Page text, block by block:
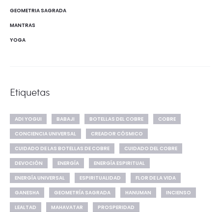
GEOMETRIA SAGRADA
MANTRAS
YOGA
Etiquetas
ADI YOGUI BABAJI BOTELLAS DEL COBRE
COBRE
CONCIENCIA UNIVERSAL
CREADOR CÓSMICO
CUIDADO DE LAS BOTELLAS DE COBRE
CUIDADO DEL COBRE
DEVOCIÓN
ENERGÍA
ENERGÍA ESPIRITUAL
ENERGÍA UNIVERSAL
ESPIRITUALIDAD
FLOR DE LA VIDA
GANESHA
GEOMETRÍA SAGRADA HANUMAN
INCIENSO
LEALTAD
MAHAVATAR
PROSPERIDAD